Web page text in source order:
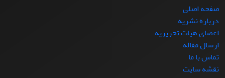
صفحه اصلی
درباره نشریه
اعضای هیات تحریریه
ارسال مقاله
تماس با ما
نقشه سایت